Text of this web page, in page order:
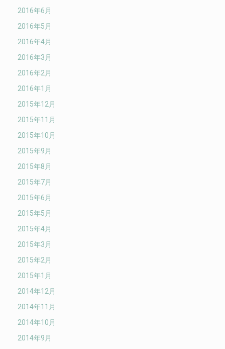
2016年6月
2016年5月
2016年4月
2016年3月
2016年2月
2016年1月
2015年12月
2015年11月
2015年10月
2015年9月
2015年8月
2015年7月
2015年6月
2015年5月
2015年4月
2015年3月
2015年2月
2015年1月
2014年12月
2014年11月
2014年10月
2014年9月